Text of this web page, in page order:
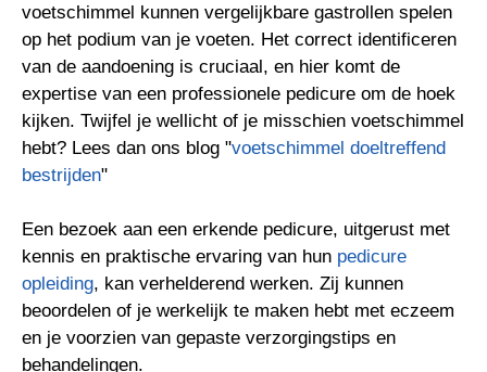
voetschimmel kunnen vergelijkbare gastrollen spelen
op het podium van je voeten. Het correct identificeren
van de aandoening is cruciaal, en hier komt de
expertise van een professionele pedicure om de hoek
kijken. Twijfel je wellicht of je misschien voetschimmel
hebt? Lees dan ons blog "voetschimmel doeltreffend
bestrijden"
Een bezoek aan een erkende pedicure, uitgerust met
kennis en praktische ervaring van hun pedicure
opleiding, kan verhelderend werken. Zij kunnen
beoordelen of je werkelijk te maken hebt met eczeem
en je voorzien van gepaste verzorgingstips en
behandelingen.